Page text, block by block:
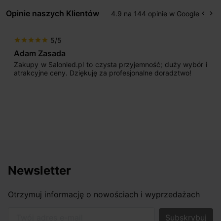
Opinie naszych Klientów 4.9 na 144 opinie w Google keyboard_arrow_left keyboard_arrow_right
star star star star star 5/5
Adam Zasada
Zakupy w Salonled.pl to czysta przyjemność; duży wybór i
atrakcyjne ceny. Dziękuję za profesjonalne doradztwo!
Newsletter
Otrzymuj informację o nowościach i wyprzedażach